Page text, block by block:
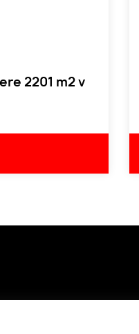
2201 m2 v